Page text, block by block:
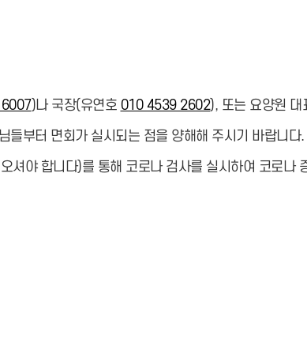
)나 국장(유연호 010 4539 2602), 또는 요양원 대
들부터 면회가 실시되는 점을 양해해 주시기 바랍니다.
야 합니다)를 통해 코로나 검사를 실시하여 코로나